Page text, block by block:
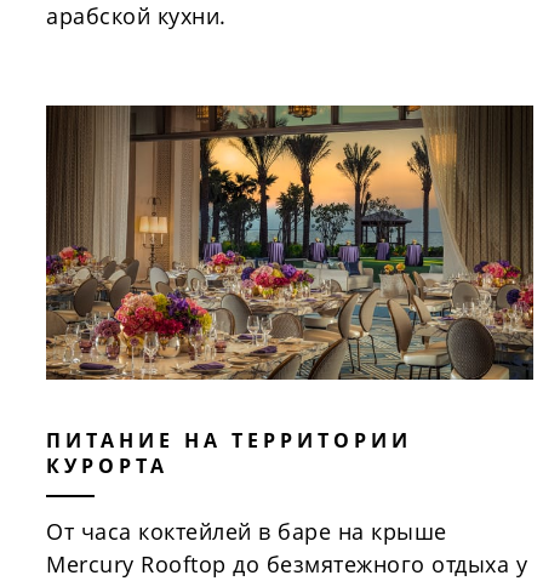
арабской кухни.
ПИТАНИЕ НА ТЕРРИТОРИИ
КУРОРТА
От часа коктейлей в баре на крыше
Mercury Rooftop до безмятежного отдыха у